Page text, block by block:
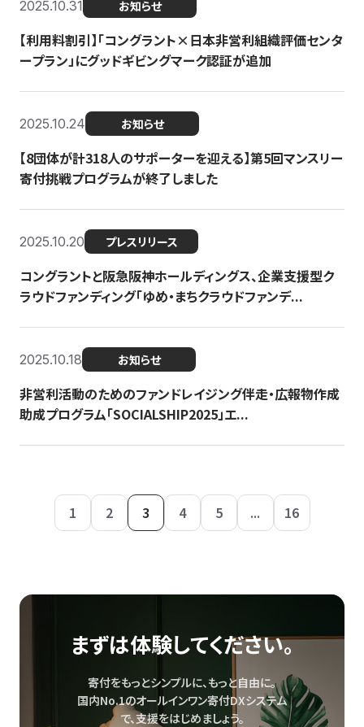
2025.10.31 お知らせ
【利用料割引】「コングラント×日本非営利組織評価センタ
ープラン」にグッドギビングマーク認証が追加
2025.10.24 お知らせ
【8団体が計318人のサポーターを迎える】​​第5回マンスリー
寄付挑戦プログラムが終了しました
2025.10.20 プレスリリース
コングラントと阪急阪神ホールディングス、企業支援型ク
ラウドファンディング「ゆめ・まちクラウドファンデ...
2025.10.18 お知らせ
非営利活動のためのファンドレイジング伴走・広報物作成
助成プログラム「SOCIALSHIP2025」エ...
1 2 3 4 5 ... 16
まずは体験してください。
寄付をもっとシンプルに、もっと自由に。
国内No.1のオールインワン寄付DXシステム
で、支援をはじめましょう。